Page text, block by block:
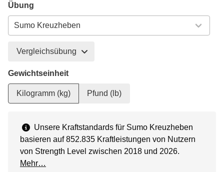
Übung
Vergleichsübung
Gewichtseinheit
Kilogramm (kg) Pfund (lb)
Unsere Kraftstandards für Sumo Kreuzheben
basieren auf 852.835 Kraftleistungen von Nutzern
von Strength Level zwischen 2018 und 2026.
Mehr…